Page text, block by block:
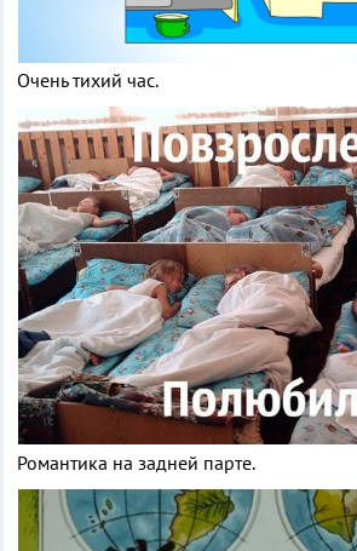
Очень тихий час.
Романтика на задней парте.